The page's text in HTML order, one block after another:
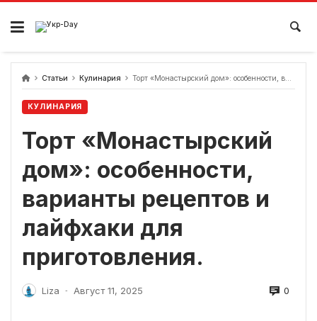
перейти
содержанию
Статьи Кулинария Торт «Монастырский дом»: особенности, варианты рецептов и лайфхаки для приготовления.
КУЛИНАРИЯ
Торт «Монастырский
дом»: особенности,
варианты рецептов и
лайфхаки для
приготовления.
Liza - Август 11, 2025 0